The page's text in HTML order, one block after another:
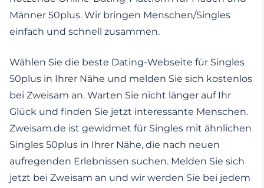
Männer 50plus. Wir bringen Menschen/Singles
einfach und schnell zusammen.
Wählen Sie die beste Dating-Webseite für Singles
50plus in Ihrer Nähe und melden Sie sich kostenlos
bei Zweisam an. Warten Sie nicht länger auf Ihr
Glück und finden Sie jetzt interessante Menschen.
Zweisam.de ist gewidmet für Singles mit ähnlichen
Singles 50plus in Ihrer Nähe, die nach neuen
aufregenden Erlebnissen suchen. Melden Sie sich
jetzt bei Zweisam an und wir werden Sie bei jedem